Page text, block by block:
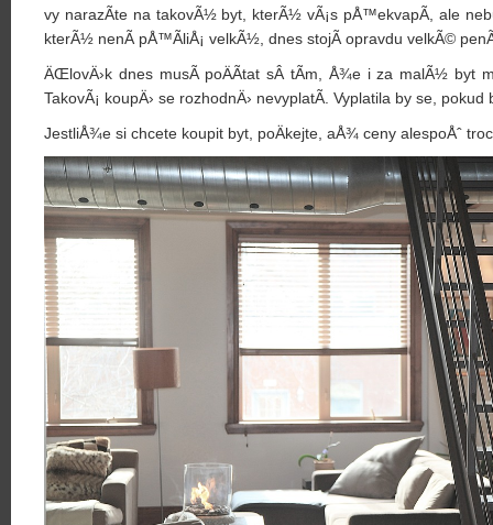
vy narazÃ­te na takovÃ½ byt, kterÃ½ vÃ¡s pÅ™ekvapÃ­, ale
kterÃ½ nenÃ­ pÅ™Ã­liÅ¡ velkÃ½, dnes stojÃ­ opravdu velkÃ©
ÄŒlovÄ›k dnes musÃ­ poÄÃ­tat sÂ tÃ­m, Å¾e i za malÃ½ byt
TakovÃ¡ koupÄ› se rozhodnÄ› nevyplatÃ­. Vyplatila by se,
JestliÅ¾e si chcete koupit byt, poÄkejte, aÅ¾ ceny alespoÅˆ